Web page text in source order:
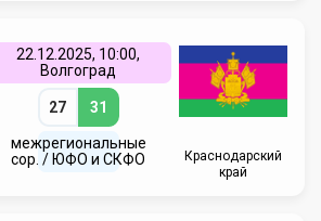
22.12.2025, 10:00,
Волгоград
27 31
межрегиональные
сор. / ЮФО и СКФО
Краснодарский
край